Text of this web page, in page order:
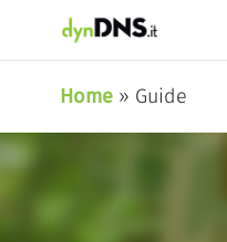
contentHome » Guide